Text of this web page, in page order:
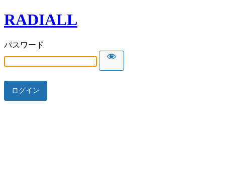
RADIALL
パスワード